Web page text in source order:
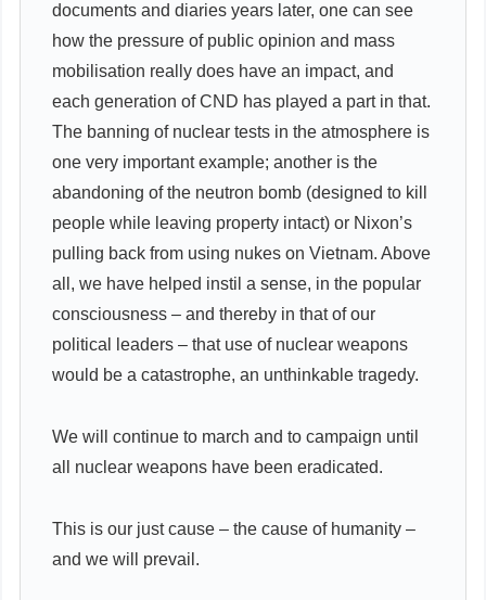
documents and diaries years later, one can see
how the pressure of public opinion and mass
mobilisation really does have an impact, and
each generation of CND has played a part in that.
The banning of nuclear tests in the atmosphere is
one very important example; another is the
abandoning of the neutron bomb (designed to kill
people while leaving property intact) or Nixon’s
pulling back from using nukes on Vietnam. Above
all, we have helped instil a sense, in the popular
consciousness – and thereby in that of our
political leaders – that use of nuclear weapons
would be a catastrophe, an unthinkable tragedy.
We will continue to march and to campaign until
all nuclear weapons have been eradicated.
This is our just cause – the cause of humanity –
and we will prevail.